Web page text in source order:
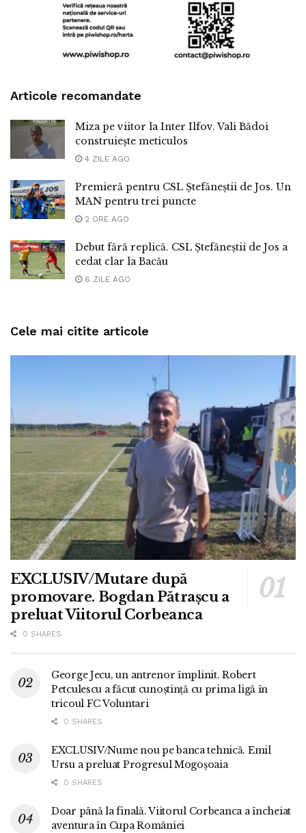
Articole recomandate
Miza pe viitor la Inter Ilfov. Vali Bădoi
construiește meticulos
4 ZILE AGO
Premieră pentru CSL Ștefăneștii de Jos. Un
MAN pentru trei puncte
2 ORE AGO
Debut fără replică. CSL Ștefăneștii de Jos a
cedat clar la Bacău
6 ZILE AGO
Cele mai citite articole
EXCLUSIV/Mutare după
promovare. Bogdan Pătrașcu a
preluat Viitorul Corbeanca
0 SHARES
George Jecu, un antrenor împlinit. Robert
Petculescu a făcut cunoștință cu prima ligă în
tricoul FC Voluntari
0 SHARES
EXCLUSIV/Nume nou pe banca tehnică. Emil
Ursu a preluat Progresul Mogoșoaia
0 SHARES
Doar până la finală. Viitorul Corbeanca a încheiat
aventura în Cupa României